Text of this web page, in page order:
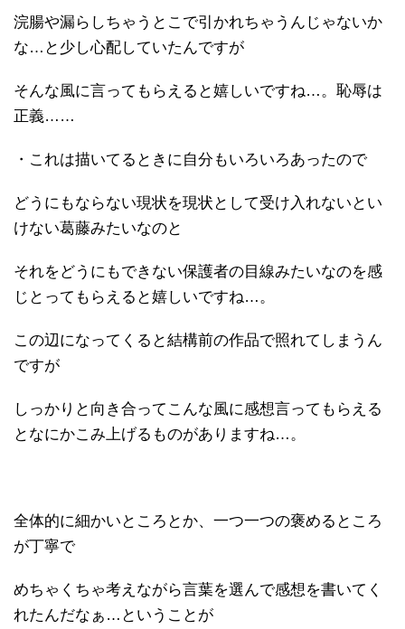
浣腸や漏らしちゃうとこで引かれちゃうんじゃないか
な…と少し心配していたんですが
そんな風に言ってもらえると嬉しいですね…。恥辱は
正義……
・これは描いてるときに自分もいろいろあったので
どうにもならない現状を現状として受け入れないとい
けない葛藤みたいなのと
それをどうにもできない保護者の目線みたいなのを感
じとってもらえると嬉しいですね…。
この辺になってくると結構前の作品で照れてしまうん
ですが
しっかりと向き合ってこんな風に感想言ってもらえる
となにかこみ上げるものがありますね…。
全体的に細かいところとか、一つ一つの褒めるところ
が丁寧で
めちゃくちゃ考えながら言葉を選んで感想を書いてく
れたんだなぁ…ということが